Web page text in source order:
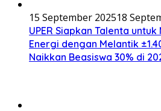
15 September 202518
UPER Siapkan Talenta
Energi dengan Melantik
Naikkan Beasiswa 30% di